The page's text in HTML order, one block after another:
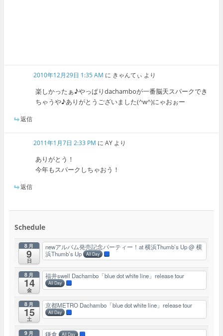
2010年12月29日 1:35 AM に きゃんてぃ より
楽しかったぁ♪やっぱりdachamboが一番脳天スパークでき
ちゃうや♪ありがとうございました(^w^)にゃおぉー
返信
2011年1月7日 2:33 PM にAY より
ありがとう！
今年もスパークしちゃおう！
返信
Schedule
8月
9
日
newアルバム発売記念パーティー！at 横浜Thumb’s Up@ 横
浜Thumb’s Up
All Day
8月
14
金
福井swell Dachambo「blue dot white line」release tour
All Day
8月
15
土
京都METRO Dachambo「blue dot white line」release tour
All Day
9月 鎌倉 All Day